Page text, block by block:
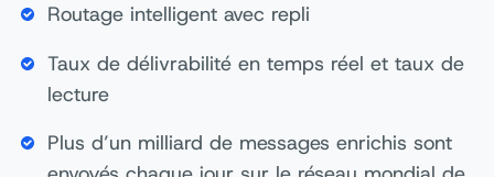
Routage intelligent avec repli
Taux de délivrabilité en temps réel et taux de
lecture
Plus d’un milliard de messages enrichis sont